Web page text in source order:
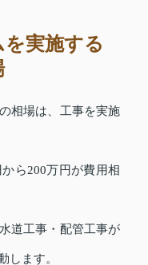
実施する
相場は、工事を実施
ら200万円が費用相
道工事・配管工事が
します。